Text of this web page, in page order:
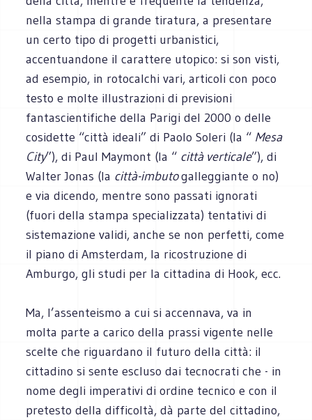
nella stampa di grande tiratura, a presentare
un certo tipo di progetti urbanistici,
accentuandone il carattere utopico: si son visti,
ad esempio, in rotocalchi vari, articoli con poco
testo e molte illustrazioni di previsioni
fantascientifiche della Parigi del 2000 o delle
cosidette “città ideali” di Paolo Soleri (la “ Mesa
City”), di Paul Maymont (la “ città verticale”), di
Walter Jonas (la città-imbutogalleggiante o no)
e via dicendo, mentre sono passati ignorati
(fuori della stampa specializzata) tentativi di
sistemazione validi, anche se non perfetti, come
il piano di Amsterdam, la ricostruzione di
Amburgo, gli studi per la cittadina di Hook, ecc.
Ma, l’assenteismo a cui si accennava, va in
molta parte a carico della prassi vigente nelle
scelte che riguardano il futuro della città: il
cittadino si sente escluso dai tecnocrati che - in
nome degli imperativi di ordine tecnico e con il
pretesto della difficoltà, dà parte del cittadino,